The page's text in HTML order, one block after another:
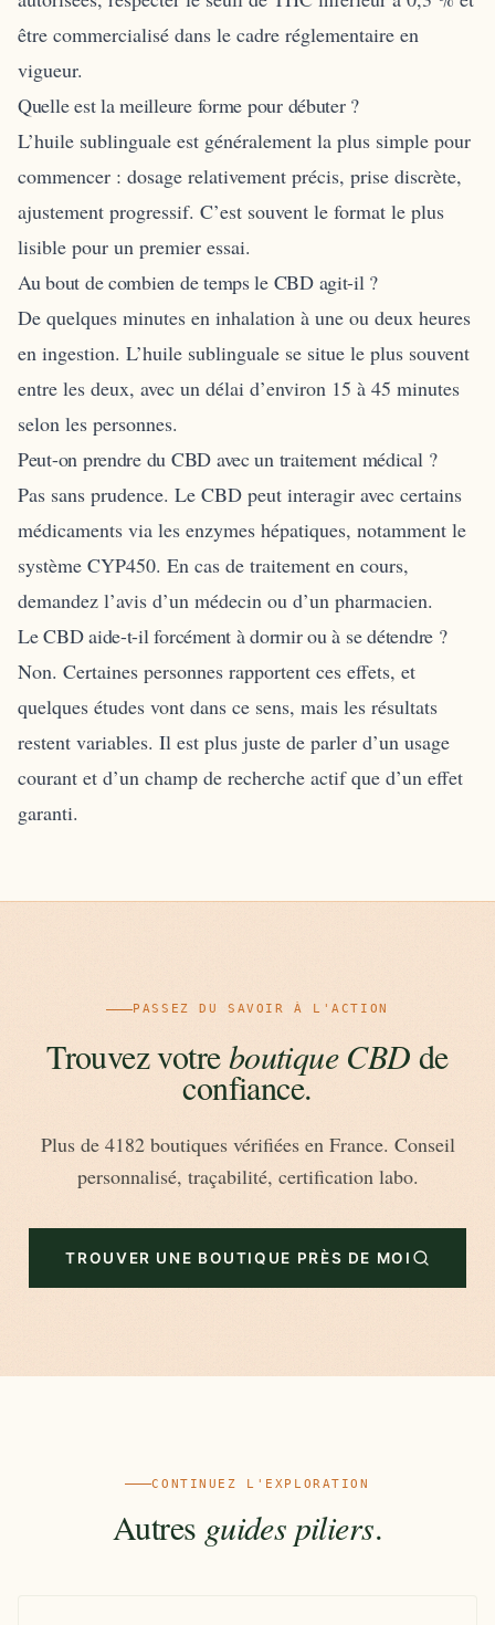
être commercialisé dans le cadre réglementaire en
vigueur.
Quelle est la meilleure forme pour débuter ?
L’huile sublinguale est généralement la plus simple pour
commencer : dosage relativement précis, prise discrète,
ajustement progressif. C’est souvent le format le plus
lisible pour un premier essai.
Au bout de combien de temps le CBD agit-il ?
De quelques minutes en inhalation à une ou deux heures
en ingestion. L’huile sublinguale se situe le plus souvent
entre les deux, avec un délai d’environ 15 à 45 minutes
selon les personnes.
Peut-on prendre du CBD avec un traitement médical ?
Pas sans prudence. Le CBD peut interagir avec certains
médicaments via les enzymes hépatiques, notamment le
système CYP450. En cas de traitement en cours,
demandez l’avis d’un médecin ou d’un pharmacien.
Le CBD aide-t-il forcément à dormir ou à se détendre ?
Non. Certaines personnes rapportent ces effets, et
quelques études vont dans ce sens, mais les résultats
restent variables. Il est plus juste de parler d’un usage
courant et d’un champ de recherche actif que d’un effet
garanti.
PASSEZ DU SAVOIR À L'ACTION
Trouvez votreboutique CBD de
confiance.
Plus de 4182 boutiques vérifiées en France. Conseil
personnalisé, traçabilité, certification labo.
TROUVER UNE BOUTIQUE PRÈS DE MOI
CONTINUEZ L'EXPLORATION
Autres guides piliers.